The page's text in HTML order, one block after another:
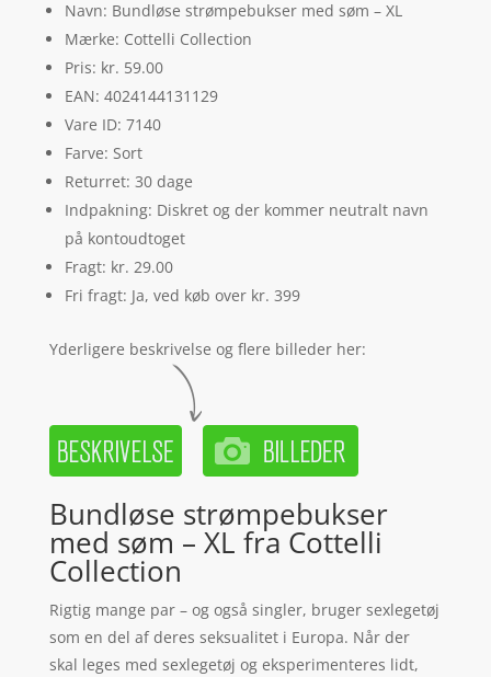
Navn: Bundløse strømpebukser med søm – XL
Mærke: Cottelli Collection
Pris: kr. 59.00
EAN: 4024144131129
Vare ID: 7140
Farve: Sort
Returret: 30 dage
Indpakning: Diskret og der kommer neutralt navn
på kontoudtoget
Fragt: kr. 29.00
Fri fragt: Ja, ved køb over kr. 399
Yderligere beskrivelse og flere billeder her:
Bundløse strømpebukser
med søm – XL fra Cottelli
Collection
Rigtig mange par – og også singler, bruger sexlegetøj
som en del af deres seksualitet i Europa. Når der
skal leges med sexlegetøj og eksperimenteres lidt,